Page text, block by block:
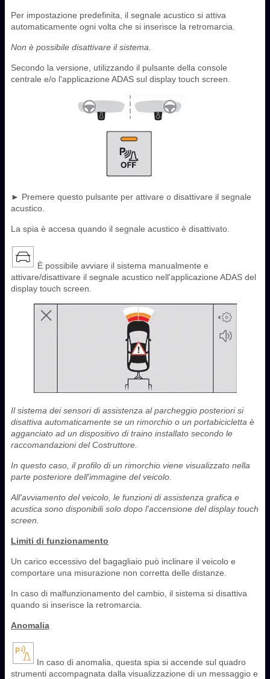
Per impostazione predefinita, il segnale acustico si attiva
automaticamente ogni volta che si inserisce la retromarcia.
Non è possibile disattivare il sistema.
Secondo la versione, utilizzando il pulsante della console
centrale e/o l'applicazione ADAS sul display touch screen.
► Premere questo pulsante per attivare o disattivare il segnale
acustico.
La spia è accesa quando il segnale acustico è disattivato.
È possibile avviare il sistema manualmente e
attivare/disattivare il segnale acustico nell'applicazione ADAS del
display touch screen.
Il sistema dei sensori di assistenza al parcheggio posteriori si
disattiva automaticamente se un rimorchio o un portabicicletta è
agganciato ad un dispositivo di traino installato secondo le
raccomandazioni del Costruttore.
In questo caso, il profilo di un rimorchio viene visualizzato nella
parte posteriore dell'immagine del veicolo.
All'avviamento del veicolo, le funzioni di assistenza grafica e
acustica sono disponibili solo dopo l'accensione del display touch
screen.
Limiti di funzionamento
Un carico eccessivo del bagagliaio può inclinare il veicolo e
comportare una misurazione non corretta delle distanze.
In caso di malfunzionamento del cambio, il sistema si disattiva
quando si inserisce la retromarcia.
Anomalia
In caso di anomalia, questa spia si accende sul quadro
strumenti accompagnata dalla visualizzazione di un messaggio e